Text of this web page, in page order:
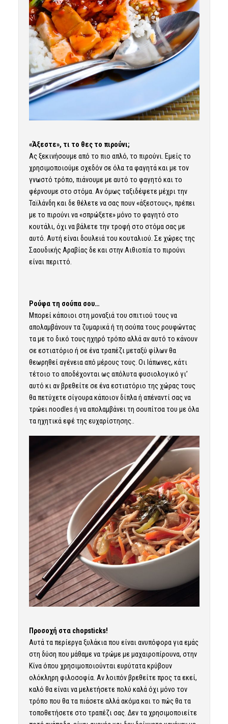
«Άξεστε», τι το θες το πιρούνι;
Ας ξεκινήσουμε από το πιο απλό, το πιρούνι. Εμείς το
χρησιμοποιούμε σχεδόν σε όλα τα φαγητά και με τον
γνωστό τρόπο, πιάνουμε με αυτό το φαγητό και το
φέρνουμε στο στόμα. Αν όμως ταξιδέψετε μέχρι την
Ταϊλάνδη και δε θέλετε να σας πουν «άξεστους», πρέπει
με το πιρούνι να «σπρώξετε» μόνο το φαγητό στο
κουτάλι, όχι να βάλετε την τροφή στο στόμα σας με
αυτό. Αυτή είναι δουλειά του κουταλιού. Σε χώρες της
Σαουδικής Αραβίας δε και στην Αιθιοπία το πιρούνι
είναι περιττό.
Ρούφα τη σούπα σου…
Μπορεί κάποιοι στη μοναξιά του σπιτιού τους να
απολαμβάνουν τα ζυμαρικά ή τη σούπα τους ρουφώντας
τα με το δικό τους ηχηρό τρόπο αλλά αν αυτό το κάνουν
σε εστιατόριο ή σε ένα τραπέζι μεταξύ φίλων θα
θεωρηθεί αγένεια από μέρους τους. Οι Ιάπωνες, κάτι
τέτοιο το αποδέχονται ως απόλυτα φυσιολογικό γι’
αυτό κι αν βρεθείτε σε ένα εστιατόριο της χώρας τους
θα πετύχετε σίγουρα κάποιον δίπλα ή απέναντί σας να
τρώει noodles ή να απολαμβάνει τη σουπίτσα του με όλα
τα ηχητικά εφέ της ευχαρίστησης..
Προσοχή στα chopsticks!
Αυτά τα περίεργα ξυλάκια που είναι ανυπόφορα για εμάς
στη δύση που μάθαμε να τρώμε με μαχαιροπίρουνα, στην
Κίνα όπου χρησιμοποιούνται ευρύτατα κρύβουν
ολόκληρη φιλοσοφία. Αν λοιπόν βρεθείτε προς τα εκεί,
καλό θα είναι να μελετήσετε πολύ καλά όχι μόνο τον
τρόπο που θα τα πιάσετε αλλά ακόμα και το πώς θα τα
τοποθετήσετε στο τραπέζι σας. Δεν τα χρησιμοποιείτε